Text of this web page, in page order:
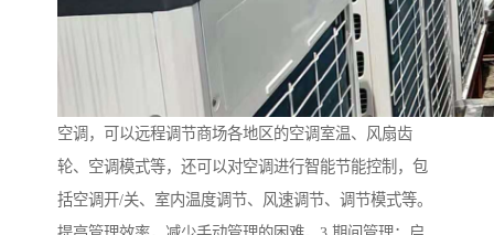
空调，可以远程调节商场各地区的空调室温、风扇齿
轮、空调模式等，还可以对空调进行智能节能控制，包
括空调开/关、室内温度调节、风速调节、调节模式等。